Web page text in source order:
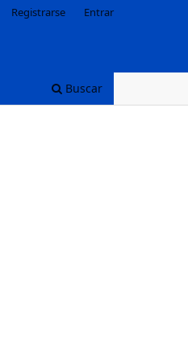
Buscar
Registrarse Entrar